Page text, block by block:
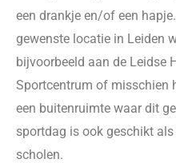
een drankje en/of een
gewenste locatie in Leiden
bijvoorbeeld aan de Leidse
Sportcentrum of misschien
een buitenruimte waar dit
sportdag is ook geschikt
scholen.